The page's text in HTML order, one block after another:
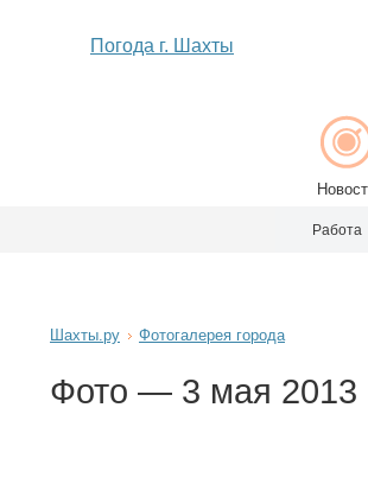
Погода г. Шахты
Работа
Шахты.ру Фотогалерея города
Фото — 3 мая 2013